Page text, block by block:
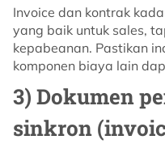
Invoice dan kontrak
yang baik untuk sales,
kepabeanan. Pastikan
komponen biaya lain
3) Dokumen
sinkron